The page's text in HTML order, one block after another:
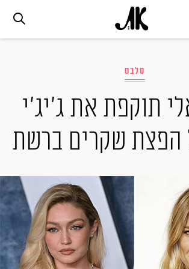
אופנה
ביוטי
ערוצים נוספים
המגזין
סלבס
תוקפת את ג'יג'י
הפצת שקרים ברשת